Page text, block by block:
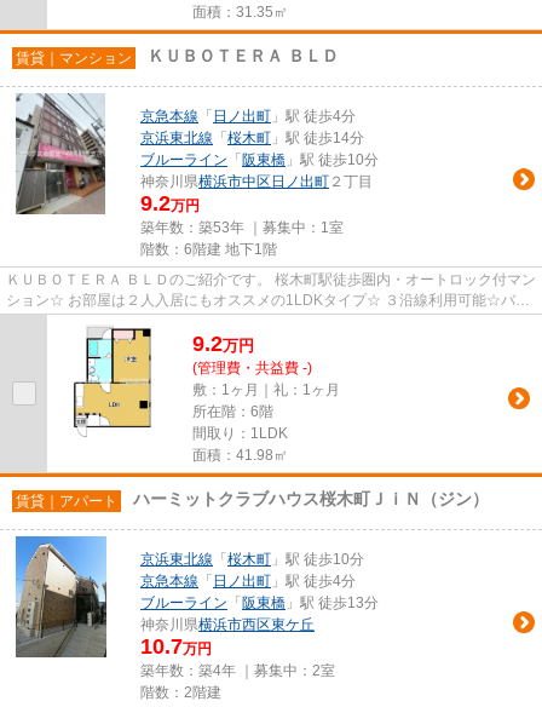
面積：31.35㎡
賃貸｜マンション ＫＵＢＯＴＥＲＡ ＢＬＤ
京急本線 「 日ノ出町 」駅 徒歩4分
京浜東北線 「 桜木町 」駅 徒歩14分
ブルーライン 「 阪東橋 」駅 徒歩10分
神奈川県横浜市中区 日ノ出町 ２丁目
9.2万円
築年数：築53年 ｜募集中： 1室
階数：6階建 地下1階
ＫＵＢＯＴＥＲＡ ＢＬＤのご紹介です。 桜木町駅徒歩圏内・オートロック付マン
ション☆ お部屋は２人入居にもオススメの1LDKタイプ☆ ３沿線利用可能☆バス
9.2万円
(管理費・共益費 -)
敷：1ヶ月｜礼：1ヶ月
所在階：6階
間取り：1LDK
面積：41.98㎡
賃貸｜アパート ハーミットクラブハウス桜木町ＪｉＮ（ジン）
京浜東北線 「 桜木町 」駅 徒歩10分
京急本線 「 日ノ出町 」駅 徒歩4分
ブルーライン 「 阪東橋 」駅 徒歩13分
神奈川県横浜市西区東ケ丘
10.7万円
築年数：築4年 ｜募集中： 2室
階数：2階建